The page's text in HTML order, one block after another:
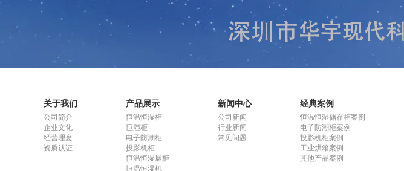
关于我们
公司简介
企业文化
经营理念
资质认证
产品展示
恒温恒湿柜
恒湿柜
电子防潮柜
投影机柜
恒温恒湿展柜
恒温恒湿机
新闻中心
公司新闻
行业新闻
常见问题
经典案例
恒温恒湿储存柜案例
电子防潮柜案例
投影机柜案例
工业烘箱案例
其他产品案例